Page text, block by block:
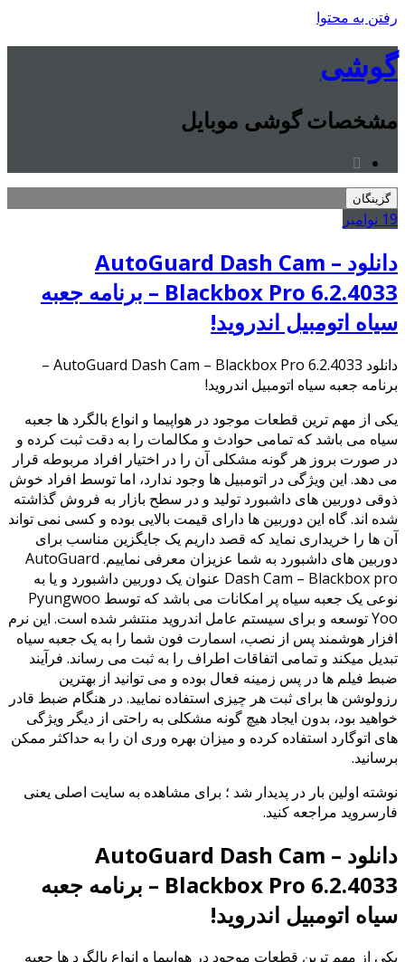
رفتن به محتوا
گوشی
مشخصات گوشی موبایل
گزینگان
19 نوامبر
دانلود AutoGuard Dash Cam –
Blackbox Pro 6.2.4033 – برنامه جعبه
سیاه اتومبیل اندروید!
دانلود AutoGuard Dash Cam – Blackbox Pro 6.2.4033 –
برنامه جعبه سیاه اتومبیل اندروید!
یکی از مهم ترین قطعات موجود در هواپیما و انواع بالگرد ها جعبه
سیاه می باشد که تمامی حوادث و مکالمات را به دقت ثبت کرده و
در صورت بروز هر گونه مشکلی آن را در اختیار افراد مربوطه قرار
می دهد. این ویژگی در اتومبیل ها وجود ندارد، اما توسط افراد خوش
ذوقی دوربین های داشبورد تولید و در سطح بازار به فروش گذاشته
شده اند. گاه این دوربین ها دارای قیمت بالایی بوده و کسی نمی تواند
آن ها را خریداری نماید که قصد داریم یک جایگزین مناسب برای
دوربین های داشبورد به شما عزیزان معرفی نماییم. AutoGuard
Dash Cam – Blackbox pro عنوان یک دوربین داشبورد و یا به
نوعی یک جعبه سیاه پر امکانات می باشد که توسط Pyungwoo
Yoo توسعه و برای سیستم عامل اندروید منتشر شده است. این نرم
افزار هوشمند پس از نصب، اسمارت فون شما را به یک جعبه سیاه
تبدیل میکند و تمامی اتفاقات اطراف را به ثبت می رساند. فرآیند
ضبط فیلم ها در پس زمینه فعال بوده و می توانید از بهترین
رزولوشن ها برای ثبت هر چیزی استفاده نمایید. در هنگام ضبط قادر
خواهید بود، بدون ایجاد هیچ گونه مشکلی به راحتی از دیگر ویژگی
های اتوگارد استفاده کرده و میزان بهره وری ان را به حداکثر ممکن
برسانید.
نوشته اولین بار در پدیدار شد ؛ برای مشاهده به سایت اصلی یعنی
فارسروید مراجعه کنید.
دانلود AutoGuard Dash Cam –
Blackbox Pro 6.2.4033 – برنامه جعبه
سیاه اتومبیل اندروید!
یکی از مهم ترین قطعات موجود در هواپیما و انواع بالگرد ها جعبه